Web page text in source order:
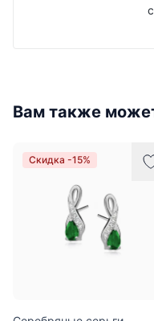
Вам также
Скидка -15%